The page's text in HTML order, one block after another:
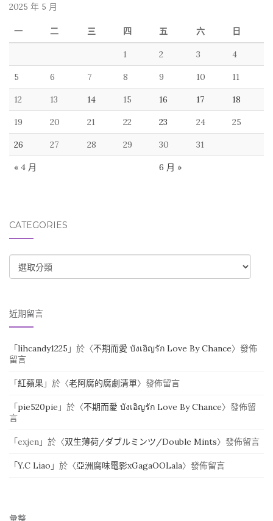
2025 年 5 月
一 二 三 四 五 六 日
« 4 月 6 月 »
1 2 3 4
5 6 7 8 9 10 11
12 13 14 15 16 17 18
19 20 21 22 23 24 25
26 27 28 29 30 31
CATEGORIES
CATEGORIES
近期留言
「lihcandy1225 」於〈不期而愛 บังเอิญรัก Love By Chance〉發佈
留言
「紅蘋果 」於〈老阿腐的腐劇清單〉發佈留言
「pie520pie 」於〈不期而愛 บังเอิญรัก Love By Chance〉發佈留
言
「exjen 」於〈双生薄荷/ダブルミンツ/Double Mints〉發佈留言
「Y.C Liao 」於〈亞洲腐味電影xGagaOOLala〉發佈留言
彙整